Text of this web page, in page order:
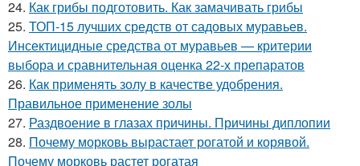
24. Как грибы подготовить. Как замачивать грибы
25. ТОП-15 лучших средств от садовых муравьев.
Инсектицидные средства от муравьев — критерии
выбора и сравнительная оценка 22-х препаратов
26. Как применять золу в качестве удобрения.
Правильное применение золы
27. Раздвоение в глазах причины. Причины диплопии
28. Почему морковь вырастает рогатой и корявой.
Почему морковь растет рогатая